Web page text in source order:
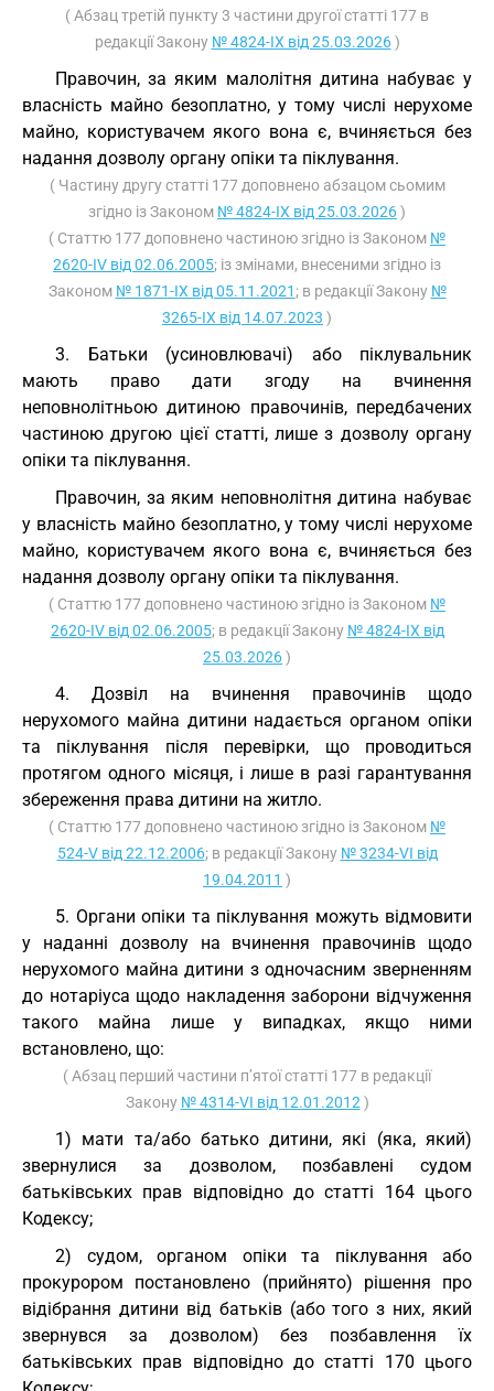
( Абзац третій пункту 3 частини другої статті 177 в
редакції Закону № 4824-IX від 25.03.2026)
Правочин, за яким малолітня дитина набуває у
власність майно безоплатно, у тому числі нерухоме
майно, користувачем якого вона є, вчиняється без
надання дозволу органу опіки та піклування.
( Частину другу статті 177 доповнено абзацом сьомим
згідно із Законом № 4824-IX від 25.03.2026)
( Статтю 177 доповнено частиною згідно із Законом №
2620-IV від 02.06.2005; із змінами, внесеними згідно із
Законом № 1871-IX від 05.11.2021 ; в редакції Закону №
3265-IX від 14.07.2023 )
3. Батьки (усиновлювачі) або піклувальник
мають право дати згоду на вчинення
неповнолітньою дитиною правочинів, передбачених
частиною другою цієї статті, лише з дозволу органу
опіки та піклування.
Правочин, за яким неповнолітня дитина набуває
у власність майно безоплатно, у тому числі нерухоме
майно, користувачем якого вона є, вчиняється без
надання дозволу органу опіки та піклування.
( Статтю 177 доповнено частиною згідно із Законом №
2620-IV від 02.06.2005; в редакції Закону № 4824-IX від
25.03.2026)
4. Дозвіл на вчинення правочинів щодо
нерухомого майна дитини надається органом опіки
та піклування після перевірки, що проводиться
протягом одного місяця, і лише в разі гарантування
збереження права дитини на житло.
( Статтю 177 доповнено частиною згідно із Законом №
524-V від 22.12.2006; в редакції Закону № 3234-VI від
19.04.2011 )
5. Органи опіки та піклування можуть відмовити
у наданні дозволу на вчинення правочинів щодо
нерухомого майна дитини з одночасним зверненням
до нотаріуса щодо накладення заборони відчуження
такого майна лише у випадках, якщо ними
встановлено, що:
( Абзац перший частини п’ятої статті 177 в редакції
Закону № 4314-VI від 12.01.2012 )
1) мати та/або батько дитини, які (яка, який)
звернулися за дозволом, позбавлені судом
батьківських прав відповідно до статті 164 цього
Кодексу;
2) судом, органом опіки та піклування або
прокурором постановлено (прийнято) рішення про
відібрання дитини від батьків (або того з них, який
звернувся за дозволом) без позбавлення їх
батьківських прав відповідно до статті 170 цього